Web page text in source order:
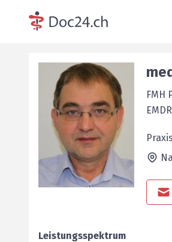
FMH
EMDR
Leistungsspektrum